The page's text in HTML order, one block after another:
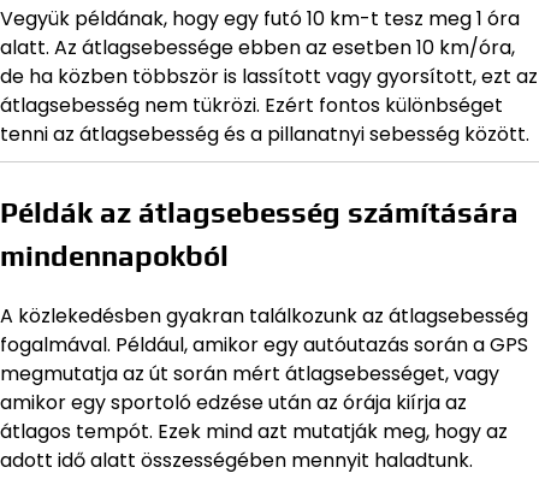
Vegyük példának, hogy egy futó 10 km-t tesz meg 1 óra
alatt. Az átlagsebessége ebben az esetben 10 km/óra,
de ha közben többször is lassított vagy gyorsított, ezt az
átlagsebesség nem tükrözi. Ezért fontos különbséget
tenni az átlagsebesség és a pillanatnyi sebesség között.
Példák az átlagsebesség számítására
mindennapokból
A közlekedésben gyakran találkozunk az átlagsebesség
fogalmával. Például, amikor egy autóutazás során a GPS
megmutatja az út során mért átlagsebességet, vagy
amikor egy sportoló edzése után az órája kiírja az
átlagos tempót. Ezek mind azt mutatják meg, hogy az
adott idő alatt összességében mennyit haladtunk.